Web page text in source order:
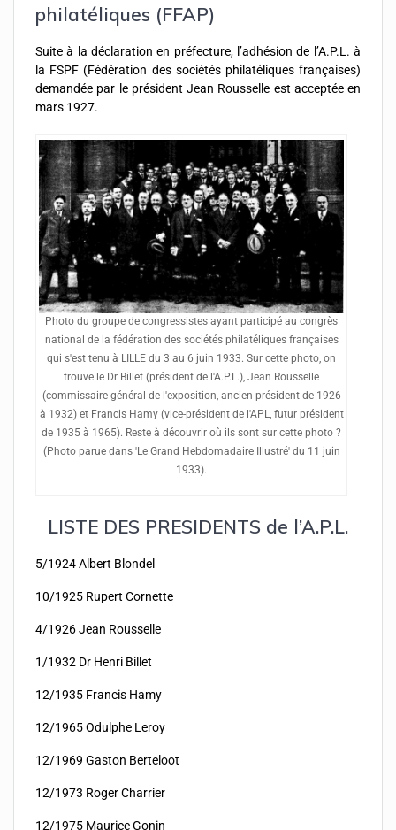
philatéliques (FFAP)
Suite à la déclaration en préfecture, l’adhésion de l’A.P.L. à
la FSPF (Fédération des sociétés philatéliques françaises)
demandée par le président Jean Rousselle est acceptée en
mars 1927.
Photo du groupe de congressistes ayant participé au congrès
national de la fédération des sociétés philatéliques françaises
qui s'est tenu à LILLE du 3 au 6 juin 1933. Sur cette photo, on
trouve le Dr Billet (président de l'A.P.L.), Jean Rousselle
(commissaire général de l'exposition, ancien président de 1926
à 1932) et Francis Hamy (vice-président de l'APL, futur président
de 1935 à 1965). Reste à découvrir où ils sont sur cette photo ?
(Photo parue dans 'Le Grand Hebdomadaire Illustré' du 11 juin
1933).
LISTE DES PRESIDENTS de l’A.P.L.
5/1924 Albert Blondel
10/1925 Rupert Cornette
4/1926 Jean Rousselle
1/1932 Dr Henri Billet
12/1935 Francis Hamy
12/1965 Odulphe Leroy
12/1969 Gaston Berteloot
12/1973 Roger Charrier
12/1975 Maurice Gonin